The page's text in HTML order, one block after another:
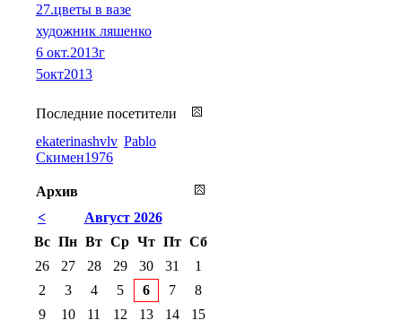
27.цветы в вазе
художник ляшенко
6 окт.2013г
5окт2013
Последние посетители
ekaterinashvlv Pablo
Скимен1976
Архив
<
Август 2026
Вс Пн Вт Ср Чт Пт Сб
26
27 28 29 30 31
1
2
3 4 5 6 7
8
9
10 11 12 13 14
15